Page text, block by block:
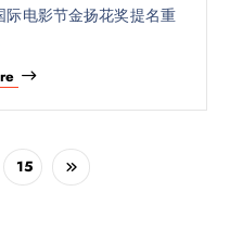
际电影节金扬花奖提名重
15